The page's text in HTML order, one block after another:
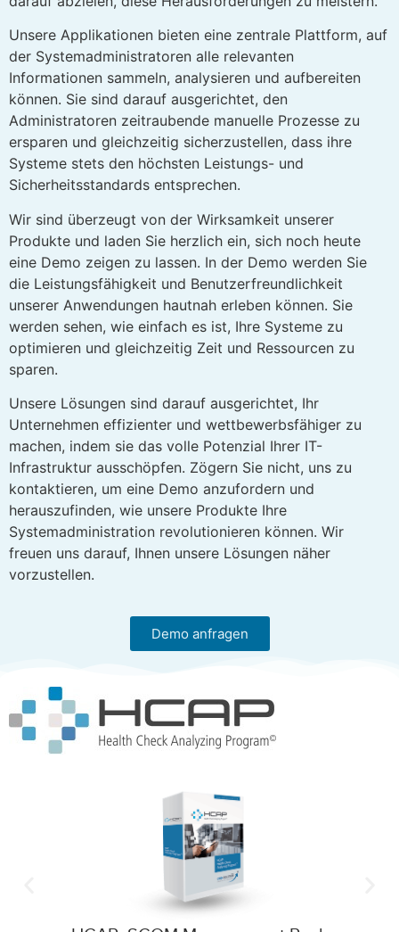
Unsere Applikationen bieten eine zentrale Plattform, auf
der Systemadministratoren alle relevanten
Informationen sammeln, analysieren und aufbereiten
können. Sie sind darauf ausgerichtet, den
Administratoren zeitraubende manuelle Prozesse zu
ersparen und gleichzeitig sicherzustellen, dass ihre
Systeme stets den höchsten Leistungs- und
Sicherheitsstandards entsprechen.
Wir sind überzeugt von der Wirksamkeit unserer
Produkte und laden Sie herzlich ein, sich noch heute
eine Demo zeigen zu lassen. In der Demo werden Sie
die Leistungsfähigkeit und Benutzerfreundlichkeit
unserer Anwendungen hautnah erleben können. Sie
werden sehen, wie einfach es ist, Ihre Systeme zu
optimieren und gleichzeitig Zeit und Ressourcen zu
sparen.
Unsere Lösungen sind darauf ausgerichtet, Ihr
Unternehmen effizienter und wettbewerbsfähiger zu
machen, indem sie das volle Potenzial Ihrer IT-
Infrastruktur ausschöpfen. Zögern Sie nicht, uns zu
kontaktieren, um eine Demo anzufordern und
herauszufinden, wie unsere Produkte Ihre
Systemadministration revolutionieren können. Wir
freuen uns darauf, Ihnen unsere Lösungen näher
vorzustellen.
Demo anfragen